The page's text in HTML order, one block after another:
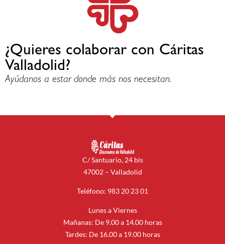
¿Quieres colaborar con Cáritas
Valladolid?
Ayúdanos a estar donde más nos necesitan.
C/ Santuario, 24 bis
47002 – Valladolid
Teléfono: 983 20 23 01
Lunes a Viernes
Mañanas: De 9.00 a 14.00 horas
Tardes: De 16.00 a 19.00 horas